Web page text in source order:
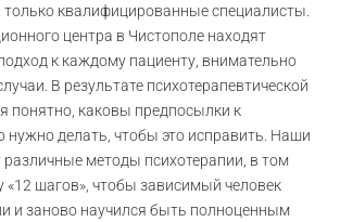
только квалифицированные специалисты.
центра в Чистополе находят
к каждому пациенту, внимательно
В результате психотерапевтической
понятно, каковы предпосылки к
нужно делать, чтобы это исправить. Наши
методы психотерапии, в том
«12 шагов», чтобы зависимый человек
и заново научился быть полноценным